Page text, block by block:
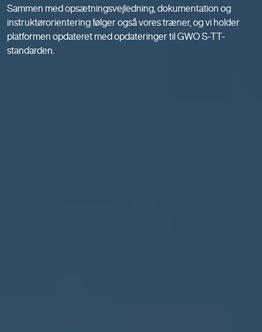
Sammen med opsætningsvejledning, dokumentation og
instruktørorientering følger også vores træner, og vi holder
platformen opdateret med opdateringer til GWO S-TT-
standarden.